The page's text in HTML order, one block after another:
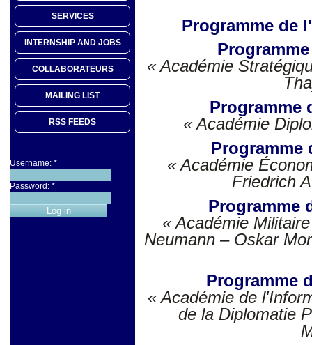
SERVICES
INTERNSHIP AND JOBS
COLLABORATEURS
MAILING LIST
RSS FEEDS
Username: *
Password: *
Programme de
« Académie
Programme
« Académie
Programme
« Académie
Friedrich
Programme
« Académie
Neumann – Oskar
Programme
« Académie de
de la Diplomatie